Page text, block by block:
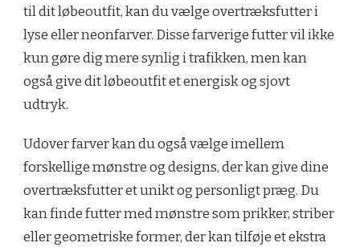
til dit løbeoutfit, kan du vælge overtræksfutter i
lyse eller neonfarver. Disse farverige futter vil ikke
kun gøre dig mere synlig i trafikken, men kan
også give dit løbeoutfit et energisk og sjovt
udtryk.
Udover farver kan du også vælge imellem
forskellige mønstre og designs, der kan give dine
overtræksfutter et unikt og personligt præg. Du
kan finde futter med mønstre som prikker, striber
eller geometriske former, der kan tilføje et ekstra